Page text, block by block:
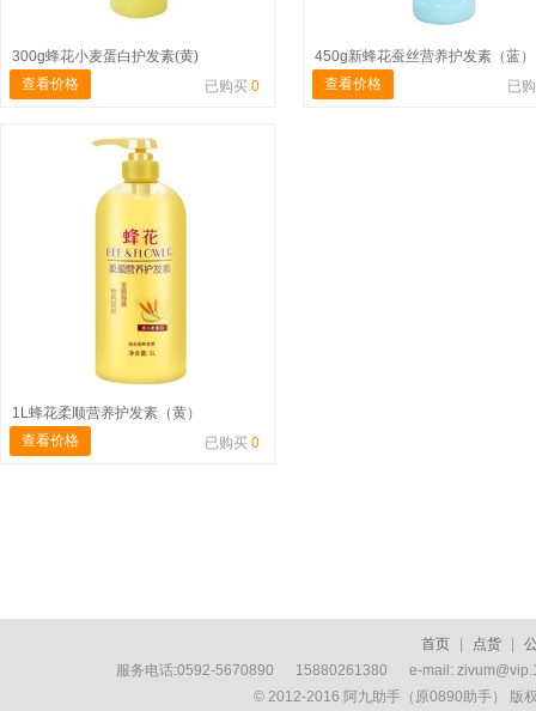
300g蜂花小麦蛋白护发素(黄)
查看价格
已购买 0
450g新蜂花蚕丝营养护发素（蓝）
查看价格
已
1L蜂花柔顺营养护发素（黄）
查看价格
已购买 0
首页 点货
服务电话:0592-5670890 15880261380 e-mail:
© 2012-2016 阿九助手（原0890助手） 版